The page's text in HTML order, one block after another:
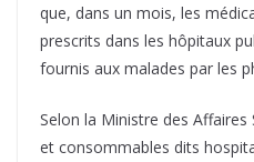
que, dans un mois, les
prescrits dans les hôpitaux
fournis aux malades par les
Selon la Ministre des
et consommables dits